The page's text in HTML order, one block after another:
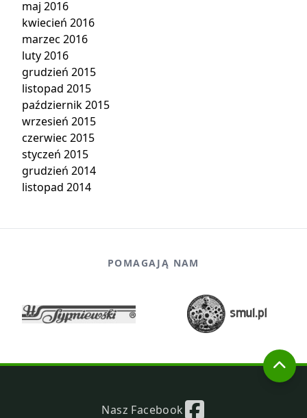
maj 2016
kwiecień 2016
marzec 2016
luty 2016
grudzień 2015
listopad 2015
październik 2015
wrzesień 2015
czerwiec 2015
styczeń 2015
grudzień 2014
listopad 2014
POMAGAJĄ NAM
Nasz Facebook